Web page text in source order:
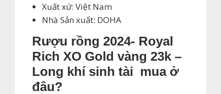
Xuất xứ: Việt Nam
Nhà Sản xuất: DOHA
Rượu rồng 2024- Royal
Rich XO Gold vàng 23k –
Long khí sinh tài mua ở
đâu?